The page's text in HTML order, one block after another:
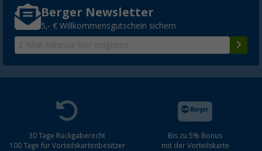
Berger Newsletter
5,- € Willkommensgutschein sichern
30 Tage Rückgaberecht
100 Tage für Vorteilskartenbesitzer
Bis zu 5% Bonus
mit der Vorteilskarte